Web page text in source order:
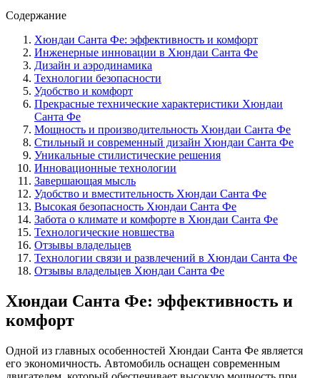
Содержание
Хюндаи Санта Фе: эффективность и комфорт
Инженерные инновации в Хюндаи Санта Фе
Дизайн и аэродинамика
Технологии безопасности
Удобство и комфорт
Прекрасные технические характеристики Хюндаи
Санта Фе
Мощность и производительность Хюндаи Санта Фе
Стильный и современный дизайн Хюндаи Санта Фе
Уникальные стилистические решения
Инновационные технологии
Завершающая мысль
Удобство и вместительность Хюндаи Санта Фе
Высокая безопасность Хюндаи Санта Фе
Забота о климате и комфорте в Хюндаи Санта Фе
Технологические новшества
Отзывы владельцев
Технологии связи и развлечений в Хюндаи Санта Фе
Отзывы владельцев Хюндаи Санта Фе
Хюндаи Санта Фе: эффективность и
комфорт
Одной из главных особенностей Хюндаи Санта Фе является
его экономичность. Автомобиль оснащен современным